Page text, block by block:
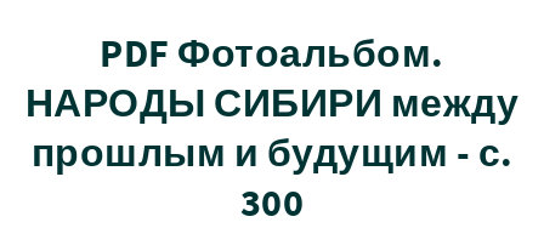
PDF Фотоальбом.
НАРОДЫ СИБИРИ между
прошлым и будущим - с.
300